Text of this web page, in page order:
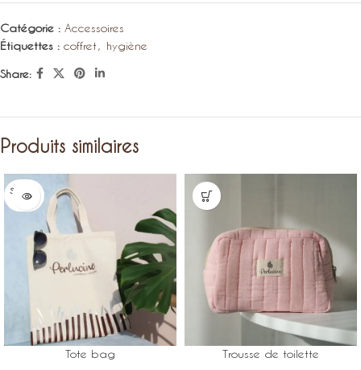
Catégorie : Accessoires
Étiquettes : coffret, hygiène
Share:
Produits similaires
SOLD O
UT
Tote bag Trousse de toilette